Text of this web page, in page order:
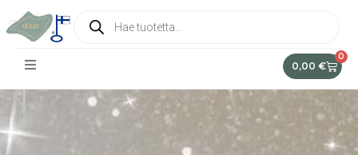
0,00 €
0